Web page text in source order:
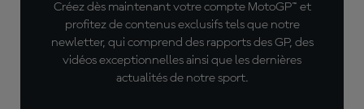
Créez dès maintenant votre compte MotoGP™ et
profitez de contenus exclusifs tels que notre
newletter, qui comprend des rapports des GP, des
vidéos exceptionnelles ainsi que les dernières
actualités de notre sport.